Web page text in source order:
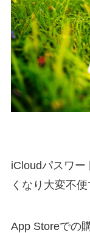
iCloudパスワー
くなり大変不便
App Storeでの